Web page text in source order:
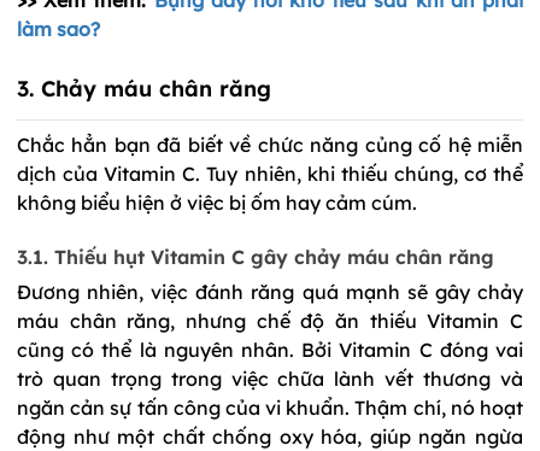
làm sao?
3. Chảy máu chân răng
Chắc hẳn bạn đã biết về chức năng củng cố hệ miễn
dịch của Vitamin C. Tuy nhiên, khi thiếu chúng, cơ thể
không biểu hiện ở việc bị ốm hay cảm cúm.
3.1. Thiếu hụt Vitamin C gây chảy máu chân răng
Đương nhiên, việc đánh răng quá mạnh sẽ gây chảy
máu chân răng, nhưng chế độ ăn thiếu Vitamin C
cũng có thể là nguyên nhân. Bởi Vitamin C đóng vai
trò quan trọng trong việc chữa lành vết thương và
ngăn cản sự tấn công của vi khuẩn. Thậm chí, nó hoạt
động như một chất chống oxy hóa, giúp ngăn ngừa